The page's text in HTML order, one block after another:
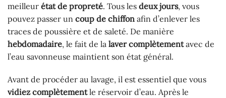
meilleur état de propreté. Tous les deux jours, vous
pouvez passer un coup de chiffon afin d’enlever les
traces de poussière et de saleté. De manière
hebdomadaire, le fait de la laver complètementavec de
l’eau savonneuse maintient son état général.
Avant de procéder au lavage, il est essentiel que vous
vidiez complètementle réservoir d’eau. Après le